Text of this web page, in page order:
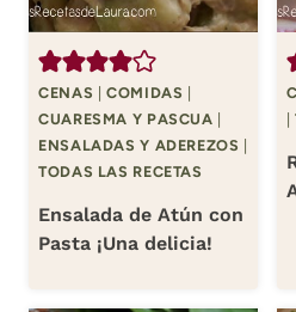
CENAS |COMIDAS
CUARESMA Y PASCUA
ENSALADAS Y ADEREZOS
TODAS LAS RECETAS
Ensalada de Atún con
Pasta ¡Una delicia!
|